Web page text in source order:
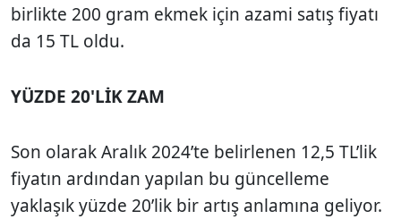
birlikte 200 gram ekmek için azami satış fiyatı
da 15 TL oldu.
YÜZDE 20'LİK ZAM
Son olarak Aralık 2024’te belirlenen 12,5 TL’lik
fiyatın ardından yapılan bu güncelleme
yaklaşık yüzde 20’lik bir artış anlamına geliyor.